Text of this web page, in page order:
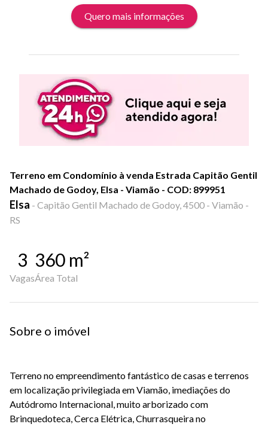
Quero mais informações
Terreno em Condomínio à venda Estrada Capitão Gentil
Machado de Godoy, Elsa - Viamão - COD: 899951
Elsa - Capitão Gentil Machado de Godoy, 4500 - Viamão -
RS
3
Vagas
360 m²
Área Total
Sobre o imóvel
Terreno no empreendimento fantástico de casas e terrenos
em localização privilegiada em Viamão, imediações do
Autódromo Internacional, muito arborizado com
Brinquedoteca, Cerca Elétrica, Churrasqueira no